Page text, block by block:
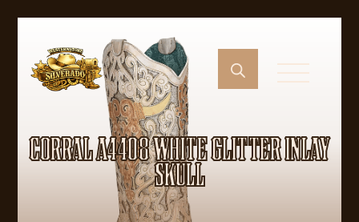
CORRAL A4408 WHITE GLITTER INLAY
SKULL